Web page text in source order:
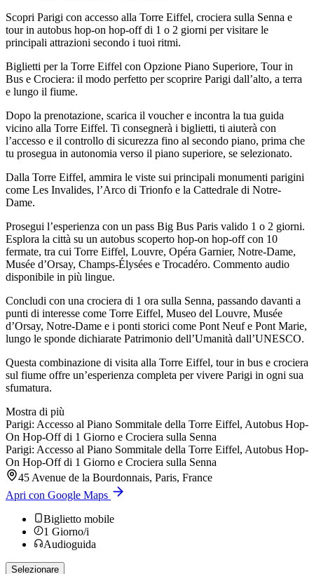
Scopri Parigi con accesso alla Torre Eiffel, crociera sulla Senna e
tour in autobus hop-on hop-off di 1 o 2 giorni per visitare le
principali attrazioni secondo i tuoi ritmi.
Biglietti per la Torre Eiffel con Opzione Piano Superiore, Tour in
Bus e Crociera: il modo perfetto per scoprire Parigi dall’alto, a terra
e lungo il fiume.
Dopo la prenotazione, scarica il voucher e incontra la tua guida
vicino alla Torre Eiffel. Ti consegnerà i biglietti, ti aiuterà con
l’accesso e il controllo di sicurezza fino al secondo piano, prima che
tu prosegua in autonomia verso il piano superiore, se selezionato.
Dalla Torre Eiffel, ammira le viste sui principali monumenti parigini
come Les Invalides, l’Arco di Trionfo e la Cattedrale di Notre-
Dame.
Prosegui l’esperienza con un pass Big Bus Paris valido 1 o 2 giorni.
Esplora la città su un autobus scoperto hop-on hop-off con 10
fermate, tra cui Torre Eiffel, Louvre, Opéra Garnier, Notre-Dame,
Musée d’Orsay, Champs-Élysées e Trocadéro. Commento audio
disponibile in più lingue.
Concludi con una crociera di 1 ora sulla Senna, passando davanti a
punti di interesse come Torre Eiffel, Museo del Louvre, Musée
d’Orsay, Notre-Dame e i ponti storici come Pont Neuf e Pont Marie,
lungo le sponde dichiarate Patrimonio dell’Umanità dall’UNESCO.
Questa combinazione di visita alla Torre Eiffel, tour in bus e crociera
sul fiume offre un’esperienza completa per vivere Parigi in ogni sua
sfumatura.
Mostra di più
Parigi: Accesso al Piano Sommitale della Torre Eiffel, Autobus Hop-
On Hop-Off di 1 Giorno e Crociera sulla Senna
Parigi: Accesso al Piano Sommitale della Torre Eiffel, Autobus Hop-
On Hop-Off di 1 Giorno e Crociera sulla Senna
45 Avenue de la Bourdonnais, Paris, France
Apri con Google Maps
Biglietto mobile
1 Giorno/i
Audioguida
Selezionare